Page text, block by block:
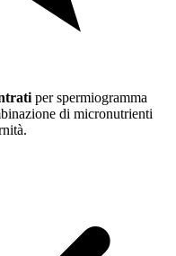
per spermiogramma
di micronutrienti